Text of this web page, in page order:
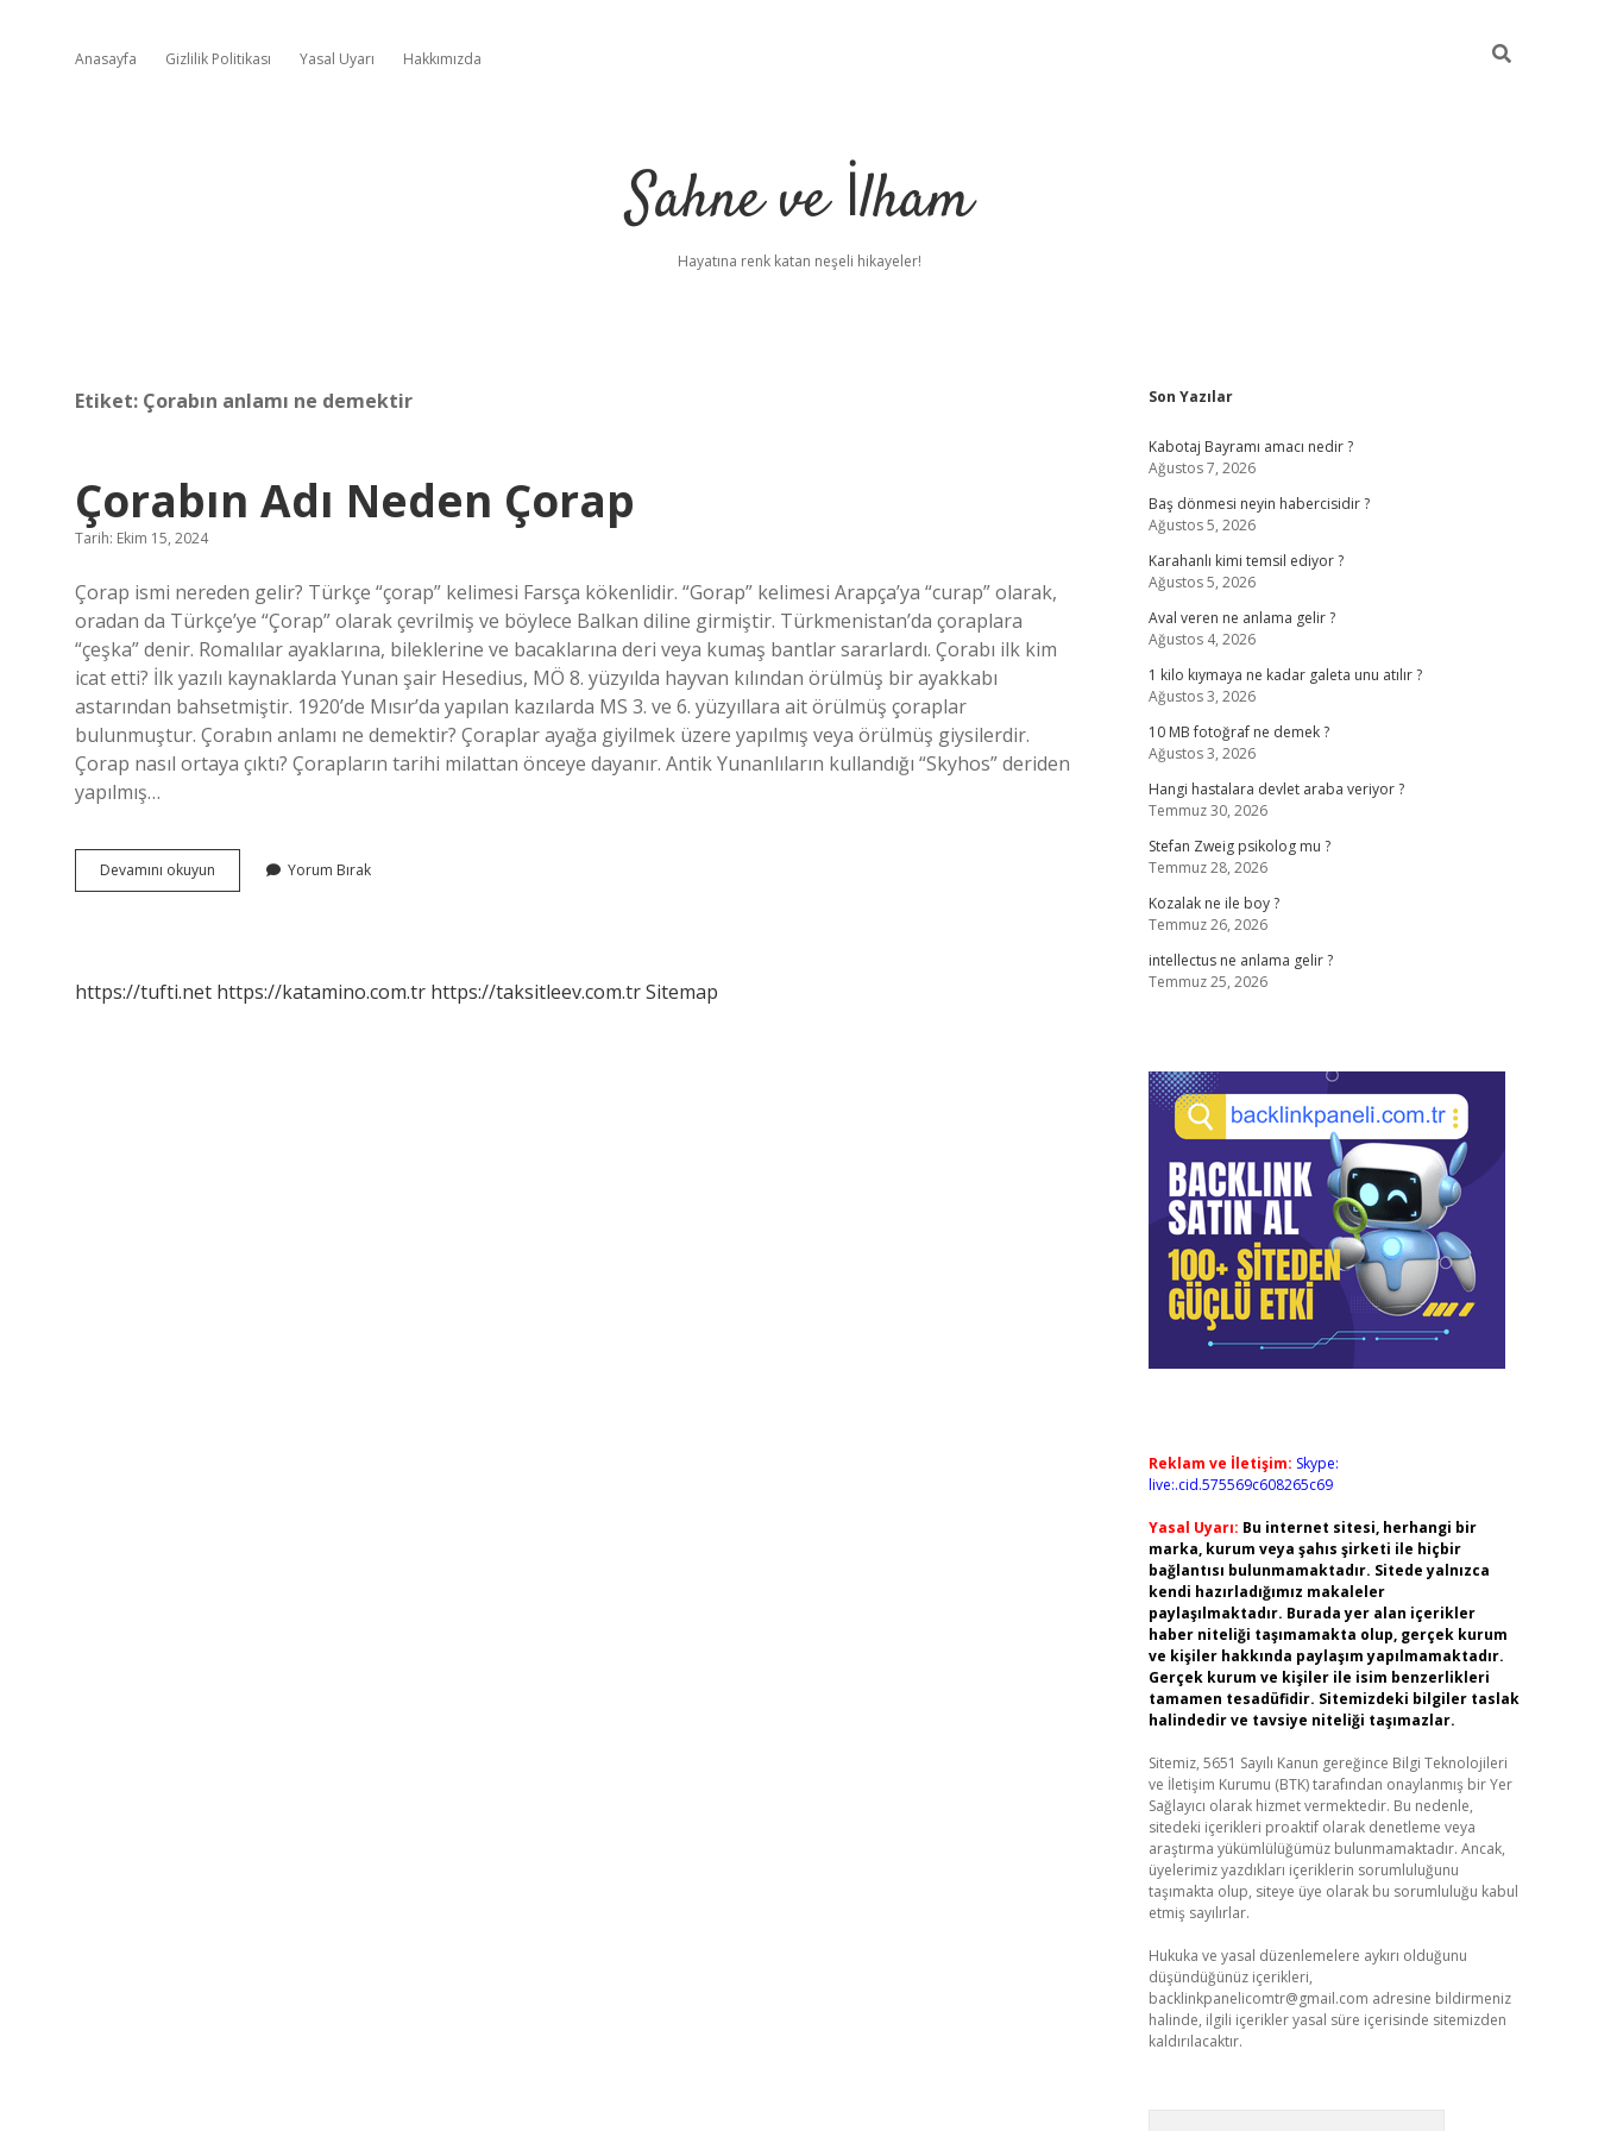
Anasayfa Gizlilik Politikası Yasal Uyarı Hakkımızda
Sahne ve İlham
Hayatına renk katan neşeli hikayeler!
Etiket: Çorabın anlamı ne demektir
Çorabın Adı Neden Çorap
Tarih: Ekim 15, 2024
Çorap ismi nereden gelir? Türkçe “çorap” kelimesi Farsça kökenlidir. “Gorap” kelimesi Arapça’ya “curap” olarak,
oradan da Türkçe’ye “Çorap” olarak çevrilmiş ve böylece Balkan diline girmiştir. Türkmenistan’da çoraplara
“çeşka” denir. Romalılar ayaklarına, bileklerine ve bacaklarına deri veya kumaş bantlar sararlardı. Çorabı ilk kim
icat etti? İlk yazılı kaynaklarda Yunan şair Hesedius, MÖ 8. yüzyılda hayvan kılından örülmüş bir ayakkabı
astarından bahsetmiştir. 1920’de Mısır’da yapılan kazılarda MS 3. ve 6. yüzyıllara ait örülmüş çoraplar
bulunmuştur. Çorabın anlamı ne demektir? Çoraplar ayağa giyilmek üzere yapılmış veya örülmüş giysilerdir.
Çorap nasıl ortaya çıktı? Çorapların tarihi milattan önceye dayanır. Antik Yunanlıların kullandığı “Skyhos” deriden
yapılmış…
Devamını okuyun Çorabın
Adı
Yorum Bırak
https://tufti.net https://katamino.com.tr https://taksitleev.com.trSitemap
Sidebar
Son Yazılar
Kabotaj Bayramı amacı nedir ?
Ağustos 7, 2026
Baş dönmesi neyin habercisidir ?
Ağustos 5, 2026
Karahanlı kimi temsil ediyor ?
Ağustos 5, 2026
Aval veren ne anlama gelir ?
Ağustos 4, 2026
1 kilo kıymaya ne kadar galeta unu atılır ?
Ağustos 3, 2026
10 MB fotoğraf ne demek ?
Ağustos 3, 2026
Hangi hastalara devlet araba veriyor ?
Temmuz 30, 2026
Stefan Zweig psikolog mu ?
Temmuz 28, 2026
Kozalak ne ile boy ?
Temmuz 26, 2026
intellectus ne anlama gelir ?
Temmuz 25, 2026
Reklam ve İletişim: Skype:
live:.cid.575569c608265c69
Yasal Uyarı: Bu internet sitesi, herhangi bir
marka, kurum veya şahıs şirketi ile hiçbir
bağlantısı bulunmamaktadır. Sitede yalnızca
kendi hazırladığımız makaleler
paylaşılmaktadır. Burada yer alan içerikler
haber niteliği taşımamakta olup, gerçek kurum
ve kişiler hakkında paylaşım yapılmamaktadır.
Gerçek kurum ve kişiler ile isim benzerlikleri
tamamen tesadüfidir. Sitemizdeki bilgiler taslak
halindedir ve tavsiye niteliği taşımazlar.
Sitemiz, 5651 Sayılı Kanun gereğince Bilgi Teknolojileri
ve İletişim Kurumu (BTK) tarafından onaylanmış bir Yer
Sağlayıcı olarak hizmet vermektedir. Bu nedenle,
sitedeki içerikleri proaktif olarak denetleme veya
araştırma yükümlülüğümüz bulunmamaktadır. Ancak,
üyelerimiz yazdıkları içeriklerin sorumluluğunu
taşımakta olup, siteye üye olarak bu sorumluluğu kabul
etmiş sayılırlar.
Hukuka ve yasal düzenlemelere aykırı olduğunu
düşündüğünüz içerikleri,
backlinkpanelicomtr@gmail.com adresine bildirmeniz
halinde, ilgili içerikler yasal süre içerisinde sitemizden
kaldırılacaktır.
ilbet